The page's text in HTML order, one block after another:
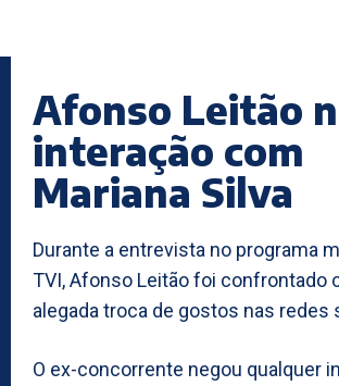
Afonso Leitão
interação com
Mariana Silva
Durante a entrevista no programa
TVI, Afonso Leitão foi confrontado
alegada troca de gostos nas redes
O ex-concorrente negou qualquer